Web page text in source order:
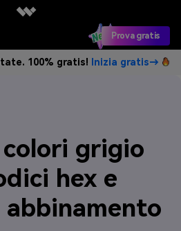
Prova gratis
100% gratis! Inizia gratis→
grigio
hex e